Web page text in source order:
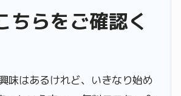
ちらをご確認く
味はあるけれど、いきなり始め